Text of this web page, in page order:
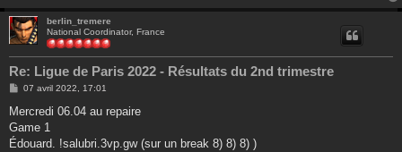
berlin_tremere
National Coordinator, France
Re: Ligue de Paris 2022 - Résultats du 2nd trimestre
M
s
a
g
07 avril 2022, 17:01
Mercredi 06.04 au repaire
Game 1
Édouard. !salubri.3vp.gw (sur un break 8) 8) 8) )